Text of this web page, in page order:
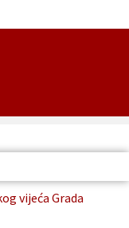
vijeća Grada